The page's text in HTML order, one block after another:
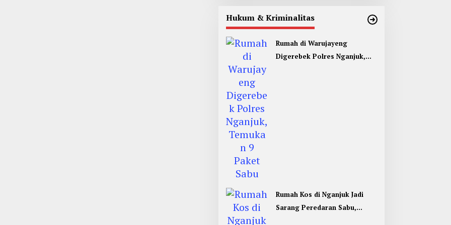
Hukum & Kriminalitas
Rumah di Warujayeng
Digerebek Polres Nganjuk,
Rumah Kos di Nganjuk Jadi
Sarang Peredaran Sabu,